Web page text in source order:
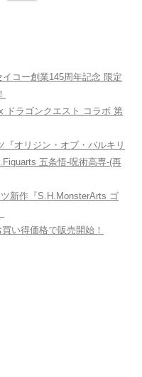
コー創業145周年記念 限定
ドラゴンクエスト コラボ 第
オリジン・オブ・バルキリ
五条悟-呪術高専-(再
新作『S.H.MonsterArts ゴ
い得価格で販売開始！